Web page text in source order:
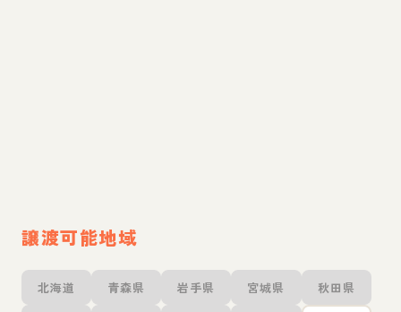
譲渡可能地域
北海道 青森県 岩手県 宮城県 秋田県